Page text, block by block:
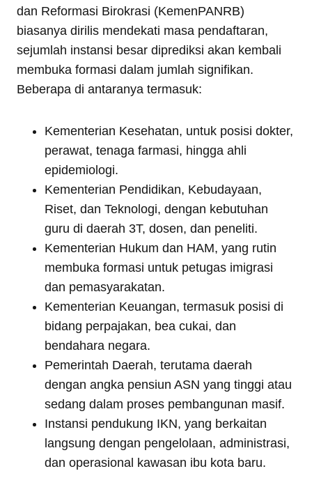
dan Reformasi Birokrasi (KemenPANRB)
biasanya dirilis mendekati masa pendaftaran,
sejumlah instansi besar diprediksi akan kembali
membuka formasi dalam jumlah signifikan.
Beberapa di antaranya termasuk:
Kementerian Kesehatan, untuk posisi dokter,
perawat, tenaga farmasi, hingga ahli
epidemiologi.
Kementerian Pendidikan, Kebudayaan,
Riset, dan Teknologi, dengan kebutuhan
guru di daerah 3T, dosen, dan peneliti.
Kementerian Hukum dan HAM, yang rutin
membuka formasi untuk petugas imigrasi
dan pemasyarakatan.
Kementerian Keuangan, termasuk posisi di
bidang perpajakan, bea cukai, dan
bendahara negara.
Pemerintah Daerah, terutama daerah
dengan angka pensiun ASN yang tinggi atau
sedang dalam proses pembangunan masif.
Instansi pendukung IKN, yang berkaitan
langsung dengan pengelolaan, administrasi,
dan operasional kawasan ibu kota baru.